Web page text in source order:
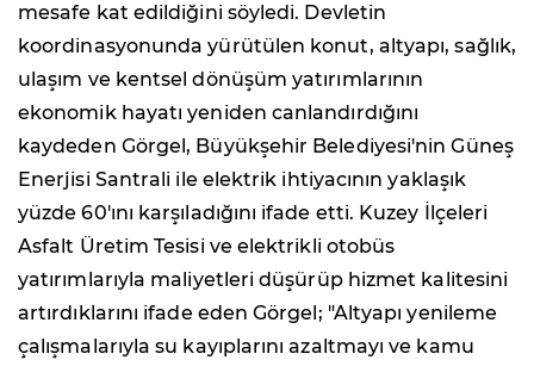
mesafe kat edildiğini söyledi. Devletin
koordinasyonunda yürütülen konut, altyapı, sağlık,
ulaşım ve kentsel dönüşüm yatırımlarının
ekonomik hayatı yeniden canlandırdığını
kaydeden Görgel, Büyükşehir Belediyesi'nin Güneş
Enerjisi Santrali ile elektrik ihtiyacının yaklaşık
yüzde 60'ını karşıladığını ifade etti. Kuzey İlçeleri
Asfalt Üretim Tesisi ve elektrikli otobüs
yatırımlarıyla maliyetleri düşürüp hizmet kalitesini
artırdıklarını ifade eden Görgel; "Altyapı yenileme
çalışmalarıyla su kayıplarını azaltmayı ve kamu